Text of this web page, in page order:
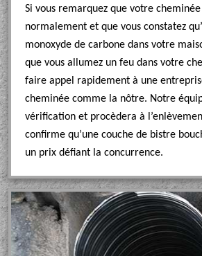
Si vous remarquez que votre
normalement et que vous constatez
monoxyde de carbone dans votre
que vous allumez un feu dans votre
faire appel rapidement à une
cheminée comme la nôtre. Notre
vérification et procèdera à
confirme qu’une couche de bistre
un prix défiant la concurrence.